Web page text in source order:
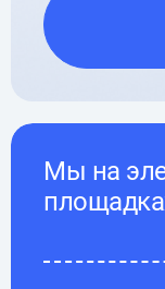
Мы на